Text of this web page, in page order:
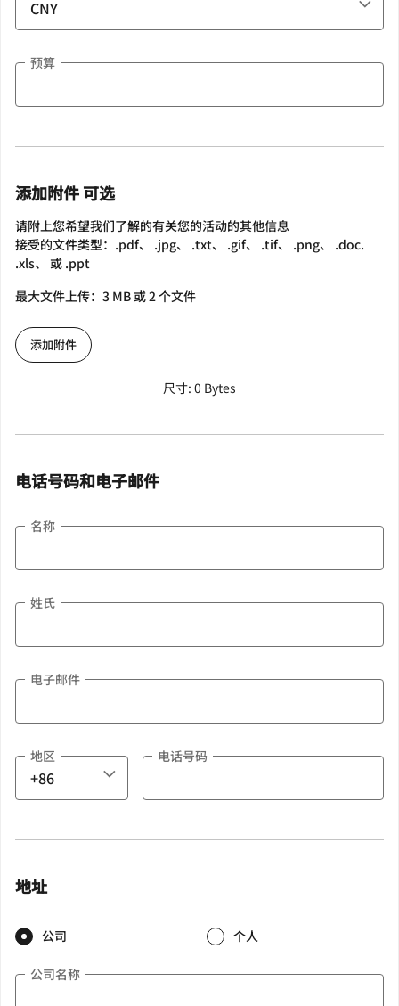
预算
添加附件 可选
请附上您希望我们了解的有关您的活动的其他信息
接受的文件类型：.pdf、 .jpg、 .txt、 .gif、 .tif、 .png、 .doc.
.xls、 或 .ppt
最大文件上传：3 MB 或 2 个文件
添加附件
尺寸: 0 Bytes
电话号码和电子邮件
名称
姓氏
电子邮件
地区 电话号码
地址
公司 个人
公司名称